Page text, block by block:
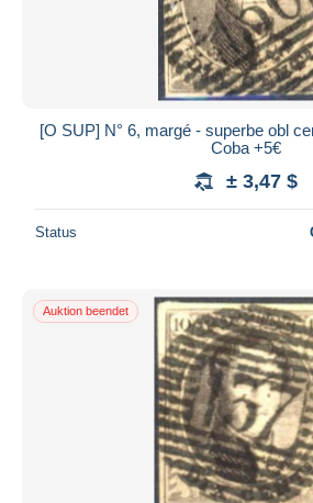
[O SUP] N° 6, margé - superbe obl
Coba +5€
± 3,47 $
Status
Auktion beendet